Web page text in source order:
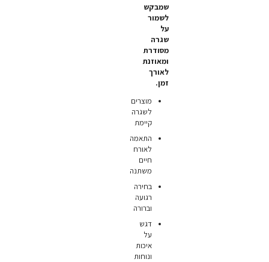
שמבקש
לשמור
על
שגרה
מסודרת
ומאוזנת
לאורך
זמן.
מוצרים
לשגרה
קיימת
התאמה
לאורח
חיים
משתנה
בחירה
רגועה
וברורה
דגש
על
איכות
ונוחות